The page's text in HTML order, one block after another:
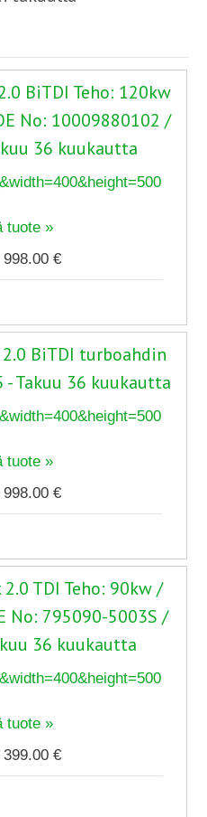
BiTDI Teho: 120kw
No: 10009880102 /
36 kuukautta
tuote »
998.00 €
BiTDI turboahdin
- Takuu 36 kuukautta
tuote »
998.00 €
TDI Teho: 90kw /
No: 795090-5003S /
36 kuukautta
tuote »
399.00 €